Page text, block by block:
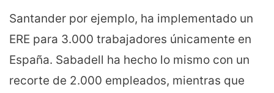
Santander por ejemplo, ha implementado un
ERE para 3.000 trabajadores únicamente en
España. Sabadell ha hecho lo mismo con un
recorte de 2.000 empleados, mientras que